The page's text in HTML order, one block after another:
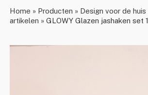
Home » Producten » Design voor de huis
artikelen » GLOWY Glazen jashaken set 1